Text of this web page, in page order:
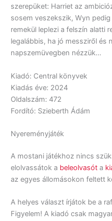
szerepüket: Harriet az
sosem veszekszik, Wyn
remekül leplezi a felszín alatti
legalábbis, ha jó messziről és
napszemüvegben nézzük…
Kiadó: Central könyvek
Kiadás éve: 2024
Oldalszám: 472
Fordító: Szieberth Ádám
Nyereményjáték
A mostani játékhoz nincs
elolvassátok a beleolvasót a
az egyes állomásokon feltett
A helyes választ írjátok be a
Figyelem! A kiadó csak